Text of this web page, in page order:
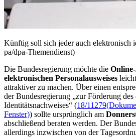
Künftig soll sich jeder auch elektronisch
pa/dpa-Themendienst)
Die Bundesregierung möchte die Online
elektronischen Personalausweises
attraktiver zu machen. Über einen
der Bundesregierung „zur Förderung des
Identitätsnachweises“ (18/11279
Fenster)) sollte ursprünglich am
abschließend beraten werden. Der
allerdings inzwischen von der